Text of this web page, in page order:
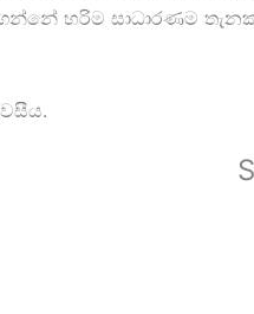
හරිම සාධාරණම